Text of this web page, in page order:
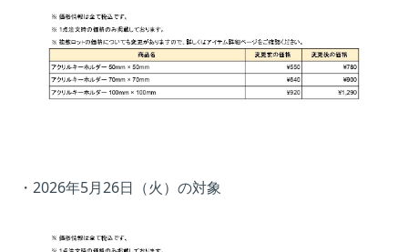
・2026年5月26日（火）の対象